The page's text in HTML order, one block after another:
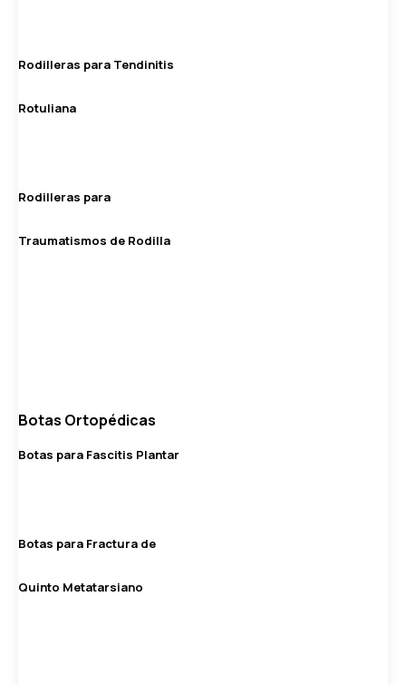
Rodilleras para Tendinitis
Rotuliana
Rodilleras para
Traumatismos de Rodilla
Botas Ortopédicas
Botas para Fascitis Plantar
Botas para Fractura de
Quinto Metatarsiano